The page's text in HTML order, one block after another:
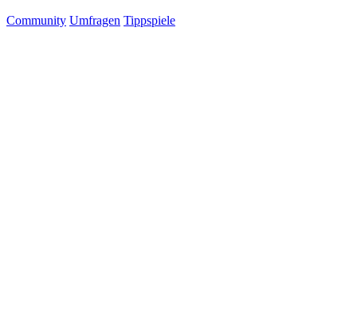
Community Umfragen Tippspiele